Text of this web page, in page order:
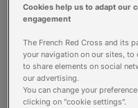
Cookies help us to adapt our
engagement
The French Red Cross and its
your navigation on our sites,
to share elements on social
our advertising.
You can change your
clicking on "cookie settings".